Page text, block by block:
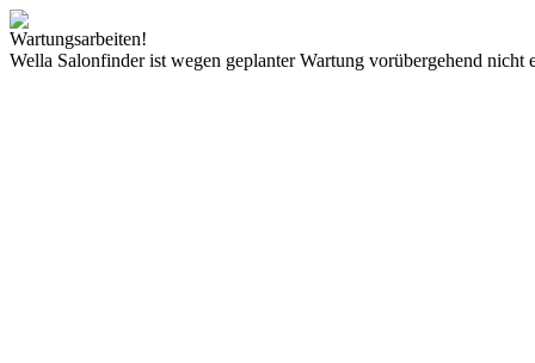
Wartungsarbeiten!
Wella Salonfinder ist wegen geplanter Wartung vorübergehend